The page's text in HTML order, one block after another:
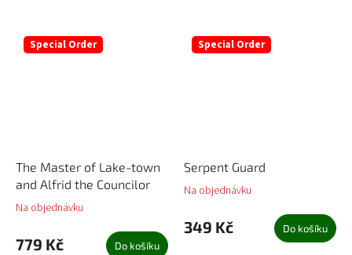
Special Order
The Master of Lake-town
and Alfrid the Councilor
Na objednávku
779 Kč Do košíku
Special Order
Serpent Guard
Na objednávku
349 Kč Do košíku